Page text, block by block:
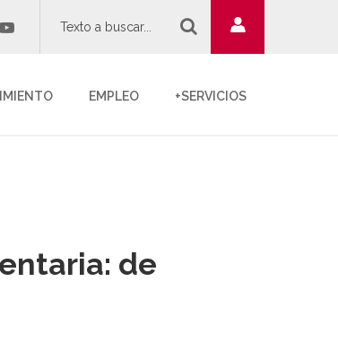
youtube
EMPLEO +SERVICIOS
de